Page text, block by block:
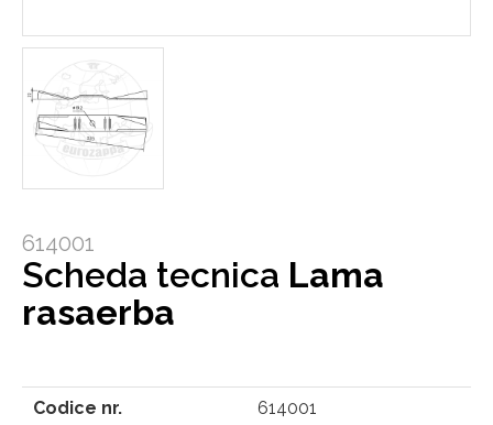
614001
Scheda tecnica Lama
rasaerba
Codice nr. 614001